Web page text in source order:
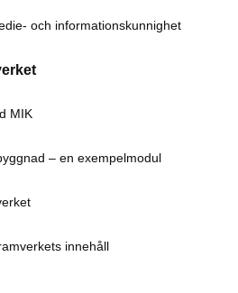
och informationskunnighet
MIK
– en exempelmodul
innehåll